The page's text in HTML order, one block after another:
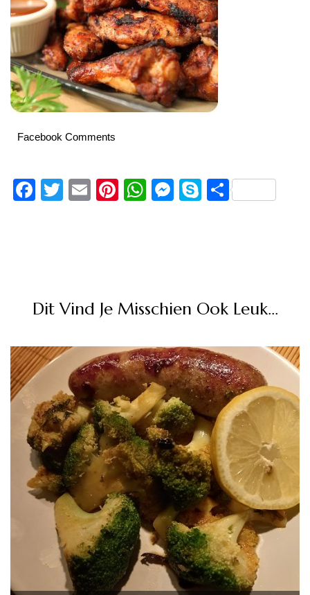
Facebook Comments
Facebook
Twitter
EmailPinterest
WhatsApp
Messenger
Skype
Delen
Dit Vind Je Misschien Ook Leuk...